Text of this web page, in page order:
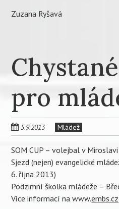
Zuzana Ryšavá
pro
5.9.2013 Mládež
SOM CUP – volejbal v
Sjezd (nejen) evangelické
6. října 2013)
Podzimní školka mládeže –
Více informací na www.embs.cz